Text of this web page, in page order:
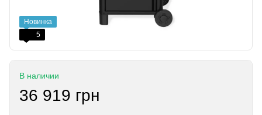
Новинка
5
В наличии
36 919 грн